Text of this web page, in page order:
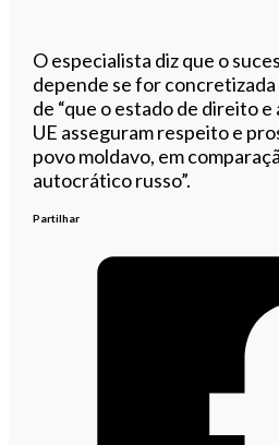
O especialista diz que o
depende se for
de “que o estado de direito e
UE asseguram respeito e
povo moldavo, em
autocrático russo”.
Partilhar